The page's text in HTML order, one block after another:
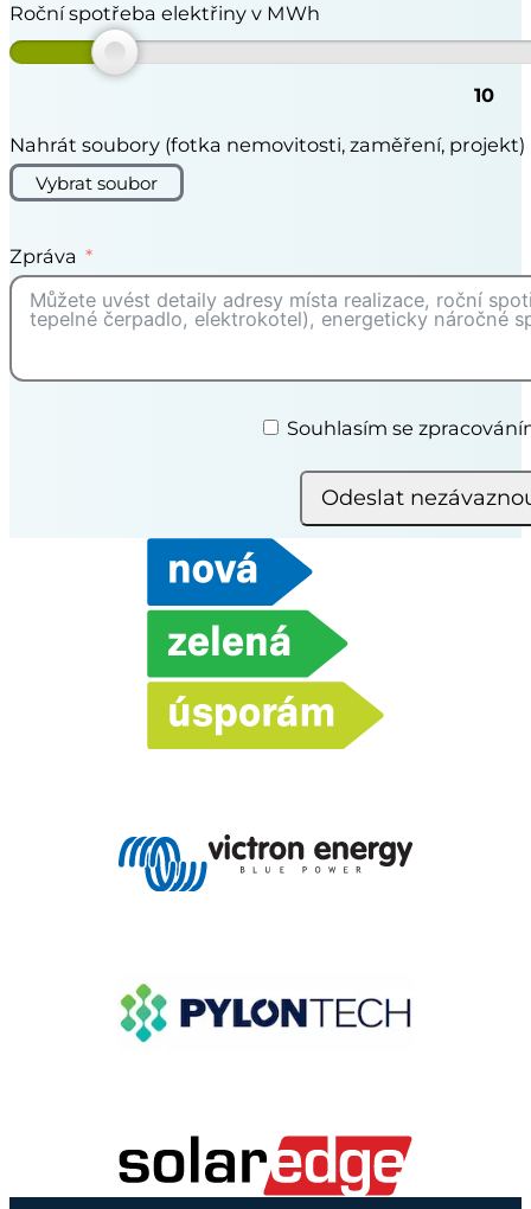
Roční spotřeba elektřiny v MWh
10
Nahrát soubory (fotka nemovitosti, zaměření, projekt)
Vybrat soubor
Zpráva
Souhlasím se
Odeslat